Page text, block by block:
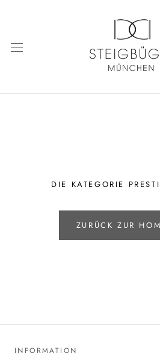
DIE KATEGORIE
ZURÜCK ZUR
INFORMATION